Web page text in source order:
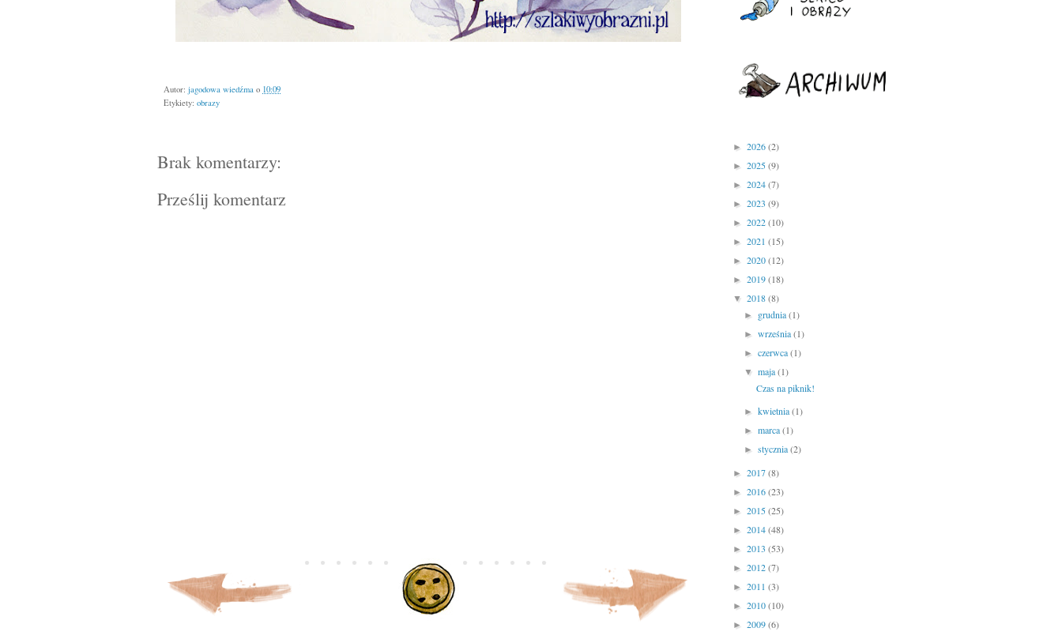
Autor: jagodowa wiedźma o 10:09
Etykiety: obrazy
Brak komentarzy:
Prześlij komentarz
► 2026(2)
► 2025(9)
► 2024(7)
► 2023 (9)
► 2022(10)
► 2021 (15)
► 2020(12)
► 2019(18)
▼ 2018(8)
► grudnia(1)
►września(1)
►czerwca(1)
▼maja(1)
Czas na piknik!
►kwietnia(1)
►marca(1)
►stycznia(2)
► 2017(8)
► 2016(23)
► 2015(25)
► 2014(48)
► 2013 (53)
► 2012(7)
► 2011 (3)
► 2010(10)
► 2009(6)